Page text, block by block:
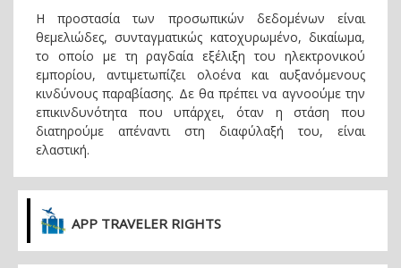
Η προστασία των προσωπικών δεδομένων είναι
θεμελιώδες, συνταγματικώς κατοχυρωμένο, δικαίωμα,
το οποίο με τη ραγδαία εξέλιξη του ηλεκτρονικού
εμπορίου, αντιμετωπίζει ολοένα και αυξανόμενους
κινδύνους παραβίασης. Δε θα πρέπει να αγνοούμε την
επικινδυνότητα που υπάρχει, όταν η στάση που
διατηρούμε απέναντι στη διαφύλαξή του, είναι
ελαστική.
APP TRAVELER RIGHTS